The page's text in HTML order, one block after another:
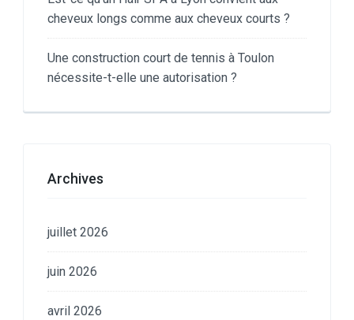
cheveux longs comme aux cheveux courts ?
Une construction court de tennis à Toulon
nécessite-t-elle une autorisation ?
Archives
juillet 2026
juin 2026
avril 2026